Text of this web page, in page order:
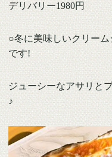
デリバリー1980円
○冬に美味しいクリー
です!
ジューシーなアサリと
♪